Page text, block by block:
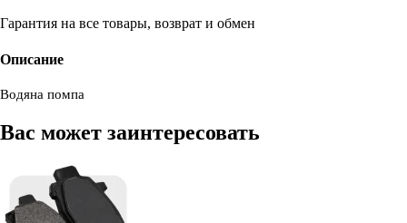
Гарантия на все товары, возврат и обмен
Описание
Водяна помпа
Вас может заинтересовать